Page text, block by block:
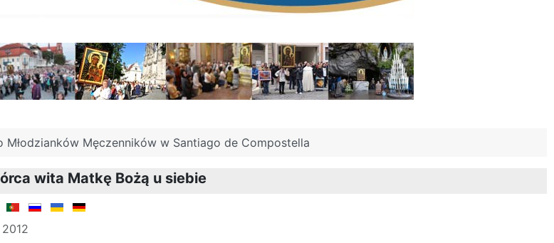
Młodzianków Męczenników w Santiago de Compostella
wita Matkę Bożą u siebie